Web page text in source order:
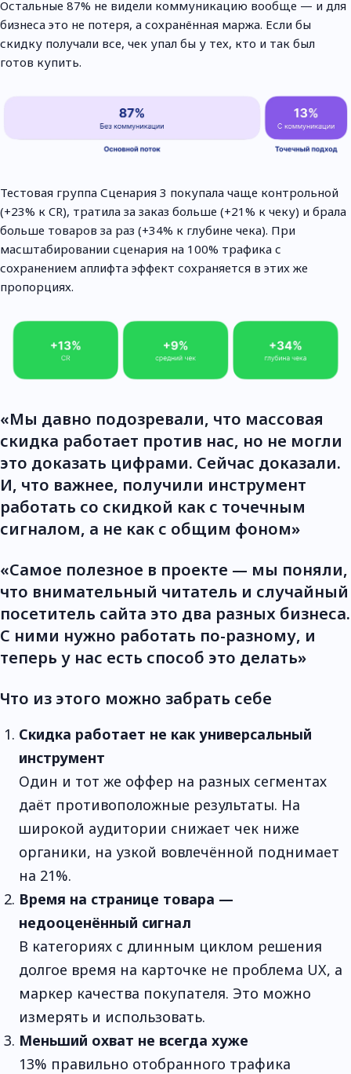
Остальные 87% не видели коммуникацию вообще — и для
бизнеса это не потеря, а сохранённая маржа. Если бы
скидку получали все, чек упал бы у тех, кто и так был
готов купить.
Тестовая группа Сценария 3 покупала чаще контрольной
(+23% к CR), тратила за заказ больше (+21% к чеку) и брала
больше товаров за раз (+34% к глубине чека). При
масштабировании сценария на 100% трафика с
сохранением аплифта эффект сохраняется в этих же
пропорциях.
«Мы давно подозревали, что массовая
скидка работает против нас, но не могли
это доказать цифрами. Сейчас доказали.
И, что важнее, получили инструмент
работать со скидкой как с точечным
сигналом, а не как с общим фоном»
«Самое полезное в проекте — мы поняли,
что внимательный читатель и случайный
посетитель сайта это два разных бизнеса.
С ними нужно работать по-разному, и
теперь у нас есть способ это делать»
Что из этого можно забрать себе
Скидка работает не как универсальный
инструмент
Один и тот же оффер на разных сегментах
даёт противоположные результаты. На
широкой аудитории снижает чек ниже
органики, на узкой вовлечённой поднимает
на 21%.
Время на странице товара —
недооценённый сигнал
В категориях с длинным циклом решения
долгое время на карточке не проблема UX, а
маркер качества покупателя. Это можно
измерять и использовать.
Меньший охват не всегда хуже
13% правильно отобранного трафика